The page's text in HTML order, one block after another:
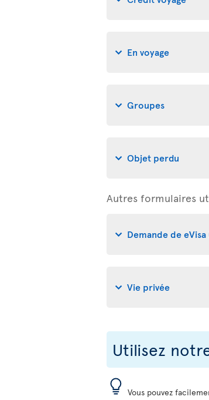
En voyage
Groupes
Objet perdu
Autres formulaires
Demande de eVisa
Vie privée
Utilisez
Vous pouvez